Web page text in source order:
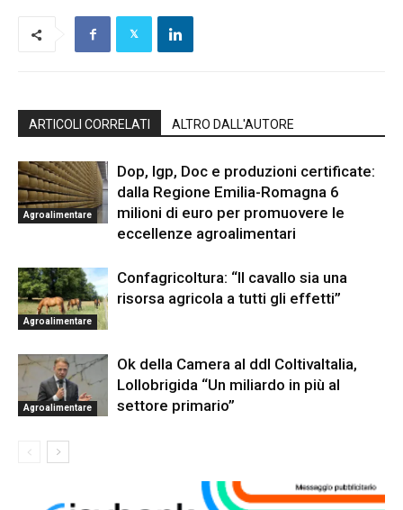
ARTICOLI CORRELATI ALTRO DALL'AUTORE
Agroalimentare
Dop, Igp, Doc e produzioni certificate:
dalla Regione Emilia-Romagna 6
milioni di euro per promuovere le
eccellenze agroalimentari
Agroalimentare
Confagricoltura: “Il cavallo sia una
risorsa agricola a tutti gli effetti”
Agroalimentare
Ok della Camera al ddl ColtivaItalia,
Lollobrigida “Un miliardo in più al
settore primario”